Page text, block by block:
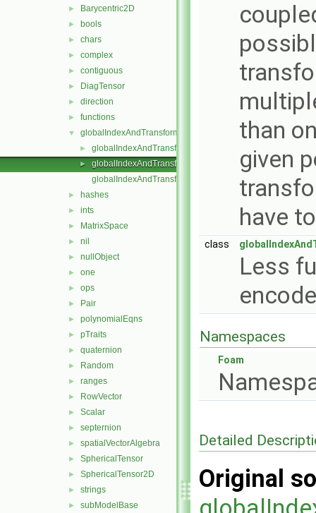
► Barycentric2D
► bools
► chars
► complex
► contiguous
► DiagTensor
► direction
► functions
▼ globalIndexAndTransform
► globalIndexAndTransform.C
►
globalIndexAndTransform.H
globalIndexAndTransformI.H
► hashes
► ints
► MatrixSpace
► nil
► nullObject
► one
► ops
► Pair
► polynomialEqns
► pTraits
► quaternion
► Random
► ranges
► RowVector
► Scalar
► septernion
► spatialVectorAlgebra
► SphericalTensor
► SphericalTensor2D
► strings
► subModelBase
than
given
have
class
Less
Namespaces
Foam
Detailed
Original